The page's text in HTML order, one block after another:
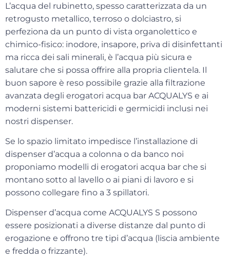
L’acqua del rubinetto, spesso caratterizzata da un
retrogusto metallico, terroso o dolciastro, si
perfeziona da un punto di vista organolettico e
chimico-fisico: inodore, insapore, priva di disinfettanti
ma ricca dei sali minerali, è l’acqua più sicura e
salutare che si possa offrire alla propria clientela. Il
buon sapore è reso possibile grazie alla filtrazione
avanzata degli erogatori acqua bar ACQUALYS e ai
moderni sistemi battericidi e germicidi inclusi nei
nostri dispenser.
Se lo spazio limitato impedisce l’installazione di
dispenser d’acqua a colonna o da banco noi
proponiamo modelli di erogatori acqua bar che si
montano sotto al lavello o ai piani di lavoro e si
possono collegare fino a 3 spillatori.
Dispenser d’acqua come ACQUALYS S possono
essere posizionati a diverse distanze dal punto di
erogazione e offrono tre tipi d’acqua (liscia ambiente
e fredda o frizzante).